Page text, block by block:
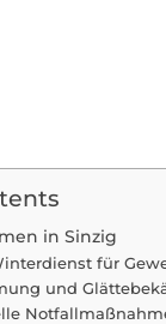
in Sinzig
für
und